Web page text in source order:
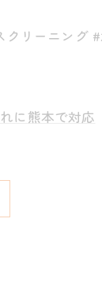
クリーニング
に熊本で対応